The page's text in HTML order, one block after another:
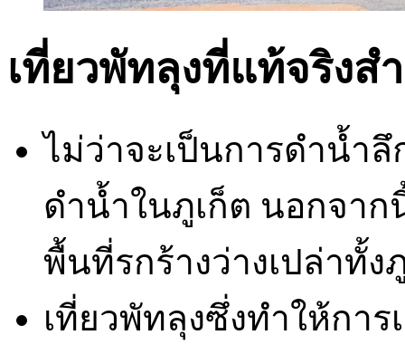
เที่ยวพัทลุงที่แท้จริง
ไม่ว่าจะเป็นการดำน้ำ
ดำน้ำในภูเก็ต นอกจาก
พื้นที่รกร้างว่างเปล่าทั้
เที่ยวพัทลุงซึ่งทำให้กา